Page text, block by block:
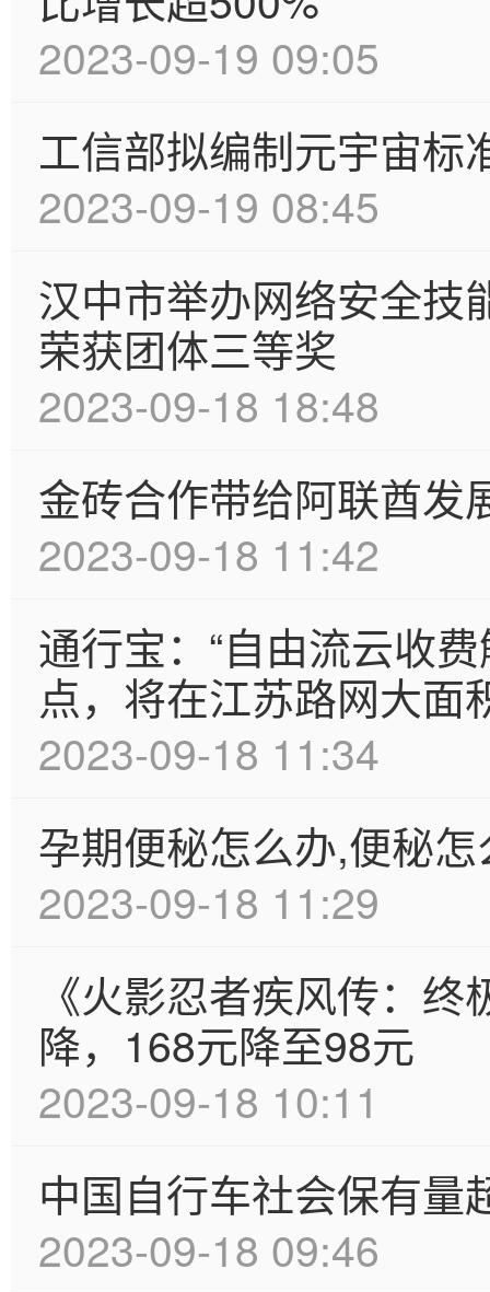
2023-09-19 09:05
工信部拟编制元宇宙标
2023-09-19 08:45
汉中市举办网络安全技
荣获团体三等奖
2023-09-18 18:48
金砖合作带给阿联酋发
2023-09-18 11:42
通行宝：“自由流云收
点，将在江苏路网大面
2023-09-18 11:34
孕期便秘怎么办,便秘
2023-09-18 11:29
《火影忍者疾风传：
降，168元降至98元
2023-09-18 10:11
中国自行车社会保有量
2023-09-18 09:46